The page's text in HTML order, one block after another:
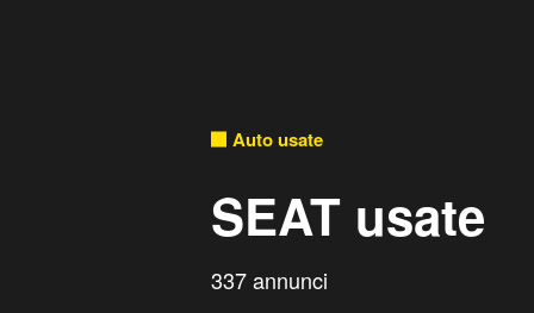
Auto usate
SEAT usate
337 annunci